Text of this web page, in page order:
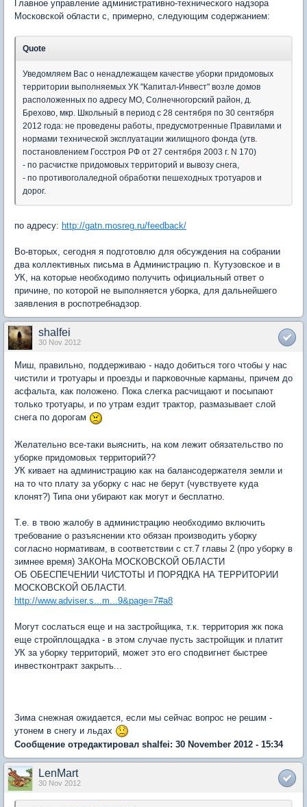
Главное управление административно-технического надзора
Московской области с, примерно, следующим содержанием:
Quote
Уведомляем Вас о ненадлежащем качестве уборки придомовых
территории выполняемых УК "Капитал-Инвест" возле домов
расположенных по адресу МО, Солнечногорский район, д.
Брехово, мкр. Школьный в период с 28 сентября по 30 сентября
2012 года: не проведены работы, предусмотренные Правилами и
нормами технической эксплуатации жилищного фонда (утв.
постановлением Госстроя РФ от 27 сентября 2003 г. N 170)
- по расчистке придомовых территорий и вывозу снега,
- по противоголаледной обработки пешеходных тротуаров и
дорог.
по адресу: http://gatn.mosreg.ru/feedback/
Во-вторых, сегодня я подготовлю для обсуждения на собрании
два коллективных письма в Администрацию п. Кутузовское и в
УК, на которые необходимо получить официальный ответ о
причине, по которой не выполняется уборка, для дальнейшего
заявления в роспотребнадзор.
shalfei
30 Nov 2012
Миш, правильно, поддерживаю - надо добиться того чтобы у нас
чистили и тротуары и проезды и парковочные карманы, причем до
асфальта, как положено. Пока слегка расчищают и посыпают
только тротуары, и по утрам ездит трактор, размазывает слой
снега по дорогам
Желательно все-таки выяснить, на ком лежит обязательство по
уборке придомовых территорий??
УК кивает на администрацию как на балансодержателя земли и
на то что плату за уборку с нас не берут (чувствуете куда
клонят?) Типа они убирают как могут и бесплатно.
Т.е. в твою жалобу в администрацию необходимо включить
требование о разъяснении кто обязан производить уборку
согласно нормативам, в соответствии с ст.7 главы 2 (про уборку в
зимнее время) ЗАКОНа МОСКОВСКОЙ ОБЛАСТИ
ОБ ОБЕСПЕЧЕНИИ ЧИСТОТЫ И ПОРЯДКА НА ТЕРРИТОРИИ
МОСКОВСКОЙ ОБЛАСТИ.
http://www.adviser.s...m...9&page=7#a8
Могут сослаться еще и на застройщика, т.к. территория жк пока
еще стройплощадка - в этом случае пусть застройщик и платит
УК за уборку территорий, может это его сподвигнет быстрее
инвестконтракт закрыть...
Зима снежная ожидается, если мы сейчас вопрос не решим -
утонем в снегу и льдах
Сообщение отредактировал shalfei: 30 November 2012 - 15:34
LenMart
30 Nov 2012